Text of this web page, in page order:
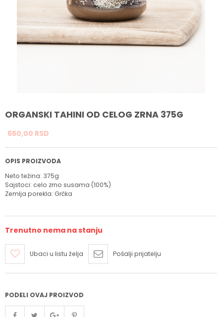
ORGANSKI TAHINI OD CELOG ZRNA 375G
650,00 RSD
OPIS PROIZVODA
Neto težina: 375g
Sajstoci: celo zrno susama (100%)
Zemlja porekla: Grčka
Trenutno nema na stanju
Ubaci u listu želja Pošalji prijatelju
PODELI OVAJ PROIZVOD